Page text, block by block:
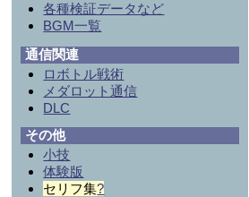
各種検証データなど
BGM一覧
通信関連
ロボトル戦術
メダロット通信
DLC
その他
小技
体験版
セリフ集?